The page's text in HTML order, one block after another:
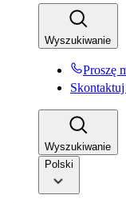
Wyszukiwanie​​
Proszę
Wyszukiwanie​​
Polski